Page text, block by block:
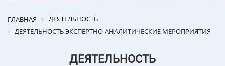
ГЛАВНАЯ
ДЕЯТЕЛЬНОСТЬ
ДЕЯТЕЛЬНОСТЬ ЭКСПЕРТНО-АНАЛИТИЧЕСКИЕ МЕРОПРИЯТИЯ
ДЕЯТЕЛЬНОСТЬ